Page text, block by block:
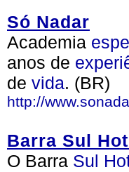
Só Nadar
Academia
anos de
de vida. (BR)
http://
Barra Sul
O Barra Sul